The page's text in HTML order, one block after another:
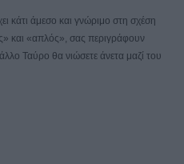
κάτι άμεσο και γνώριμο στη σχέση
και «απλός», σας περιγράφουν
Ταύρο θα νιώσετε άνετα μαζί του